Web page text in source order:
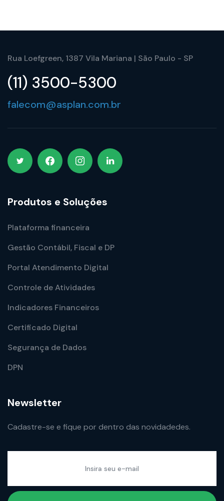
Rua Loefgreen, 1387 Vila Mariana | São Paulo - SP
(11) 3500-5300
falecom@asplan.com.br
Produtos e Soluções
Plataforma financeira
Gestão Contábil, Fiscal e DP
Portal Atendimento Digital
Controle de Atividades
Indicadores Financeiros
Certificado Digital
Segurança de Dados
DPN
Newsletter
Cadastre-se e fique por dentro das novidadedes.